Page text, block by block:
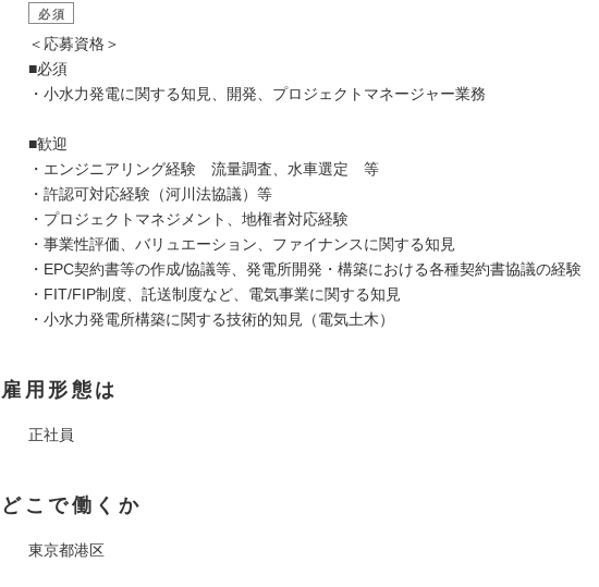
必須
＜応募資格＞
■必須
・小水力発電に関する知見、開発、プロジェクトマネージャー業務
■歓迎
・エンジニアリング経験 流量調査、水車選定 等
・許認可対応経験（河川法協議）等
・プロジェクトマネジメント、地権者対応経験
・事業性評価、バリュエーション、ファイナンスに関する知見
・EPC契約書等の作成/協議等、発電所開発・構築における各種契約書協議の経験
・FIT/FIP制度、託送制度など、電気事業に関する知見
・小水力発電所構築に関する技術的知見（電気土木）
雇用形態は
正社員
どこで働くか
東京都港区